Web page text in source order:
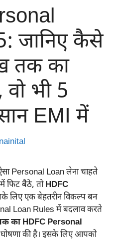
जानिए कैसे
तक का
भी 5
EMI में
Personal Loan लेना चाहते
फिट बैठे, तोHDFC
लिए एक बेहतरीन विकल्प बन
Loan Rules में बदलाव करते
का HDFC Personal
की है। इसके लिए आपको